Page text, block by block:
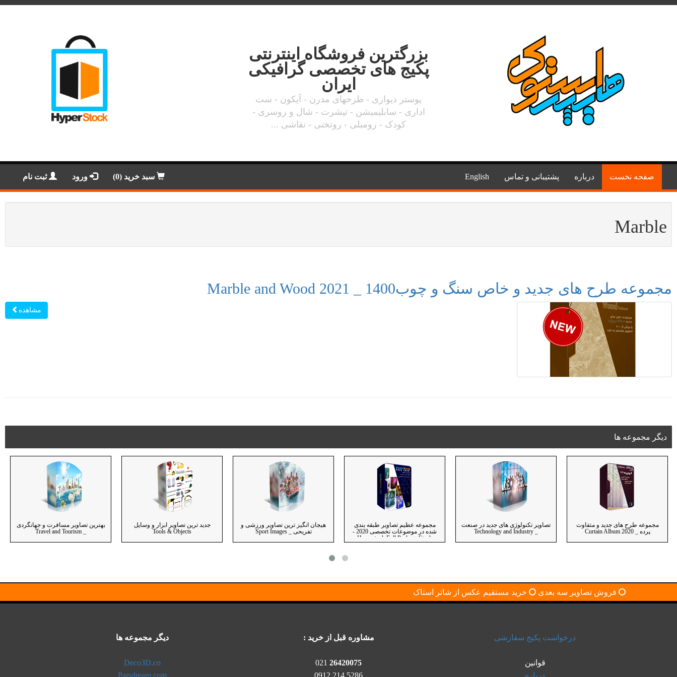
بزرگترین فروشگاه اینترنتی
پکیج های تخصصی گرافیکی
ایران
پوستر دیواری - طرحهای مدرن - آیکون - ست
اداری - سابلیمیشن - تیشرت - شال و روسری -
کودک - رومبلی - روتختی - نقاشی ...
صفحه نخست درباره پشتیبانی و تماس English سبد خرید (0) ورود ثبت نام
Marble
مجموعه طرح های جدید و خاص سنگ و چوب1400 _ Marble and Wood 2021
مشاهده
دیگر مجموعه ها
بهترین تصاویر مسافرت و جهانگردی
جدید ترین تصاویر ابزار و وسایل
Tools & Objects
هیجان انگیز ترین تصاویر ورزشی و
تفریحی _ Sport Images
مجموعه عظیم تصاویر طبقه بندی
شده در موضوعات تخصصی 2020 -
Hyperstock Full Package Stock
Images
تصاویر تکنولوژی های جدید در صنعت
مجموعه طرح های جدید و متفاوت
پرده _ Curtain Album 2020
فروش تصاویر سه بعدی خرید مستقیم عکس از شاتر استاک
درخواست پکیج سفارشی
قوانین
درباره
مشاوره قبل از خرید :
021 26420075
5286 214 0912
دیگر مجموعه ها
Deco3D.co
Parsdream.com